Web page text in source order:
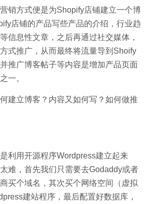
销方式便是为Shopify店铺建立一个博
店铺的产品写些产品的介绍，行业趋
信息性文章，之后再通过社交媒体，
式推广， 从而最终将流量导到Shoify
推广博客帖子等内容是增加产品页面
一。
建立博客？内容又如何写？如何做推
利用开源程序Wordpress建立起来
难，首先我们只需要去Godaddy或者
买个域名，其次买个网络空间（虚拟
建站程序，最后配置好数据库，